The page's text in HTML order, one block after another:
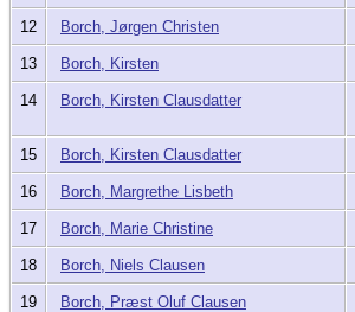
12 Borch, Jørgen Christen
13 Borch, Kirsten
14 Borch, Kirsten Clausdatter
15 Borch, Kirsten Clausdatter
16 Borch, Margrethe Lisbeth
17 Borch, Marie Christine
18 Borch, Niels Clausen
19 Borch, Præst Oluf Clausen